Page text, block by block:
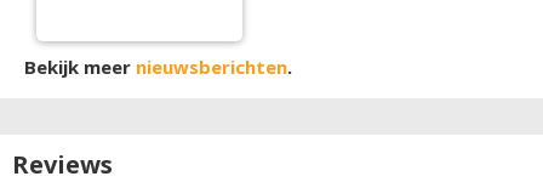
Bekijk meer nieuwsberichten.
Reviews